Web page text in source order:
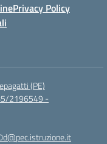
Privacy Policy
(PE)
2196549 -